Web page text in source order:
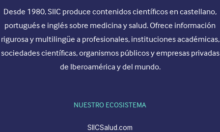
Desde 1980, SIIC produce contenidos científicos en castellano,
portugués e inglés sobre medicina y salud. Ofrece información
rigurosa y multilingüe a profesionales, instituciones académicas,
sociedades científicas, organismos públicos y empresas privadas
de Iberoamérica y del mundo.
NUESTRO ECOSISTEMA
SIICSalud.com